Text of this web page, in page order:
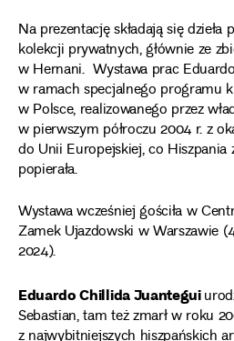
Na prezentację składają się
kolekcji prywatnych, głównie ze
w Hernani. Wystawa prac
w ramach specjalnego programu
w Polsce, realizowanego przez
w pierwszym półroczu 2004 r. z
do Unii Europejskiej, co Hiszpania
popierała.
Wystawa wcześniej gościła w
Zamek Ujazdowski w Warszawie
2024).
Eduardo Chillida Juantegui
Sebastian, tam też zmarł w roku